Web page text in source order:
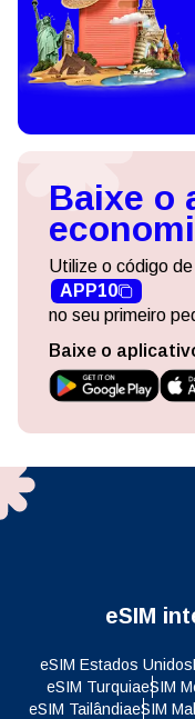
Baixe o
Utilize o código
APP10
no seu primeiro
Baixe o
eSIM
eSIM Estados Unidos
eSIM TurquiaeSIM
eSIM TailândiaeSIM